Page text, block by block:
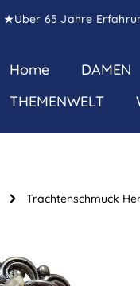
★Über 65 Jahre
Home DAMEN
THEMENWELT
Trachtenschmuck